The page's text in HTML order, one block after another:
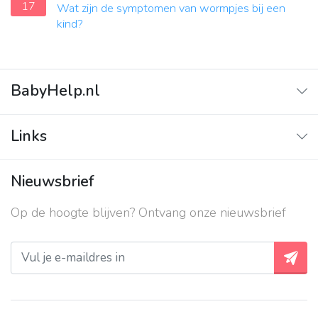
17
Wat zijn de symptomen van wormpjes bij een
kind?
BabyHelp.nl
Vraag & Antwoord
Links
Contact
Over ons
Privacy beleid
Nieuwsbrief
Op de hoogte blijven? Ontvang onze nieuwsbrief